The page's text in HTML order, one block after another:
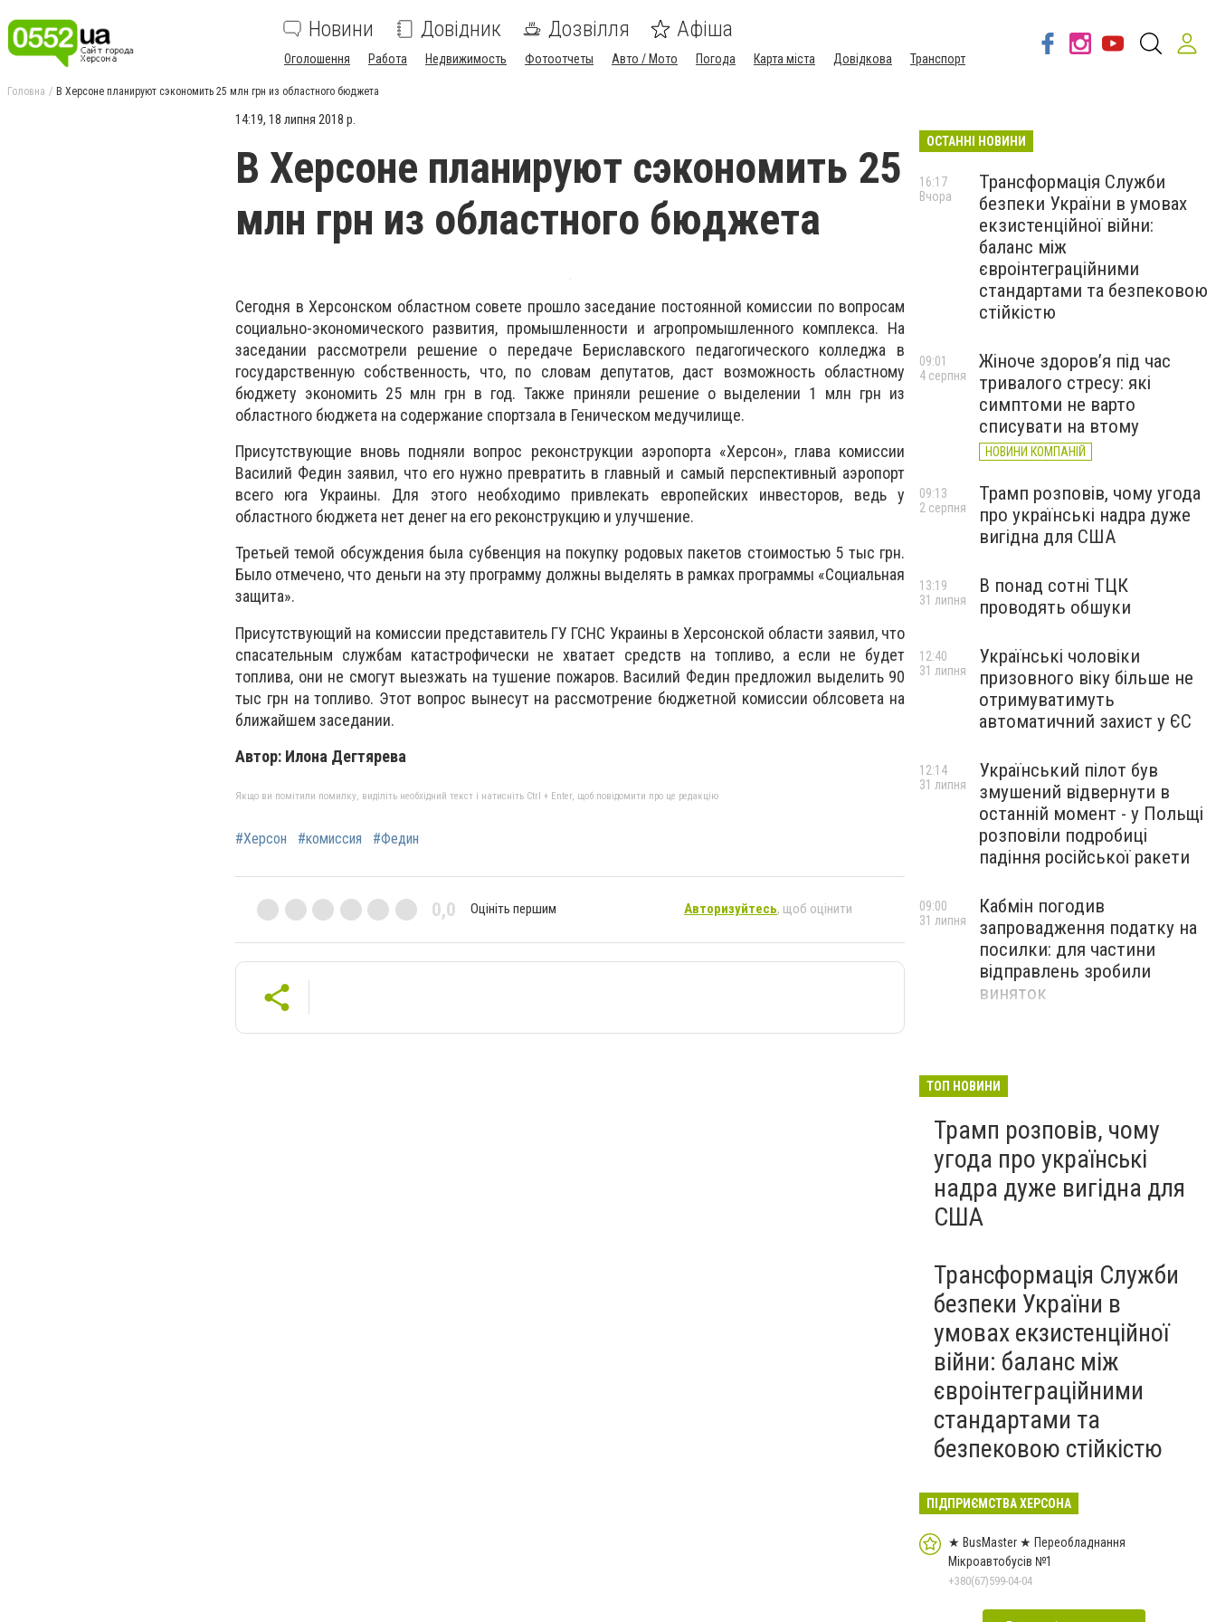
Новини Довідник Дозвілля Афіша
Оголошення Работа Недвижимость Фотоотчеты Авто / Мото Погода Карта міста Довідкова Транспорт
Головна В Херсоне планируют сэкономить 25 млн грн из областного бюджета
14:19, 18 липня 2018 р.
В Херсоне планируют сэкономить 25
млн грн из областного бюджета
Сегодня в Херсонском областном совете прошло заседание постоянной комиссии по вопросам
социально-экономического развития, промышленности и агропромышленного комплекса. На
заседании рассмотрели решение о передаче Бериславского педагогического колледжа в
государственную собственность, что, по словам депутатов, даст возможность областному
бюджету экономить 25 млн грн в год. Также приняли решение о выделении 1 млн грн из
областного бюджета на содержание спортзала в Геническом медучилище.
Присутствующие вновь подняли вопрос реконструкции аэропорта «Херсон», глава комиссии
Василий Федин заявил, что его нужно превратить в главный и самый перспективный аэропорт
всего юга Украины. Для этого необходимо привлекать европейских инвесторов, ведь у
областного бюджета нет денег на его реконструкцию и улучшение.
Третьей темой обсуждения была субвенция на покупку родовых пакетов стоимостью 5 тыс грн.
Было отмечено, что деньги на эту программу должны выделять в рамках программы «Социальная
защита».
Присутствующий на комиссии представитель ГУ ГСНС Украины в Херсонской области заявил, что
спасательным службам катастрофически не хватает средств на топливо, а если не будет
топлива, они не смогут выезжать на тушение пожаров. Василий Федин предложил выделить 90
тыс грн на топливо. Этот вопрос вынесут на рассмотрение бюджетной комиссии облсовета на
ближайшем заседании.
Автор: Илона Дегтярева
Якщо ви помітили помилку, виділіть необхідний текст і натисніть Ctrl + Enter, щоб повідомити про це редакцію
#Херсон #комиссия #Федин
0,0 Оцініть першим Авторизуйтесь, щоб оцінити
ОСТАННІ НОВИНИ
Трансформація Служби
безпеки України в умовах
екзистенційної війни:
баланс між
євроінтеграційними
стандартами та безпековою
стійкістю
16:17
Вчора
Жіноче здоров’я під час
тривалого стресу: які
симптоми не варто
списувати на втому
НОВИНИ КОМПАНІЙ
09:01
4 серпня
Трамп розповів, чому угода
про українські надра дуже
вигідна для США
09:13
2 серпня
В понад сотні ТЦК
проводять обшуки
13:19
31 липня
Українські чоловіки
призовного віку більше не
отримуватимуть
автоматичний захист у ЄС
12:40
31 липня
Український пілот був
змушений відвернути в
останній момент - у Польщі
розповіли подробиці
падіння російської ракети
12:14
31 липня
Кабмін погодив
запровадження податку на
посилки: для частини
відправлень зробили
виняток
09:00
31 липня
доброчесності й
ТОП НОВИНИ
Трамп розповів, чому
угода про українські
надра дуже вигідна для
США
Трансформація Служби
безпеки України в
умовах екзистенційної
війни: баланс між
євроінтеграційними
стандартами та
безпековою стійкістю
ПІДПРИЄМСТВА ХЕРСОНА
★ BusMaster ★ Переобладнання
Мікроавтобусів №1
+380(67)599-04-04